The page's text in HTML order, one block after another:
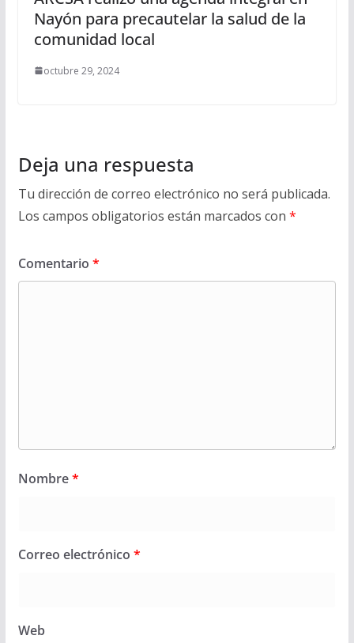
Nayón para precautelar la salud de la
comunidad local
octubre 29, 2024
Deja una respuesta
Tu dirección de correo electrónico no será publicada.
Los campos obligatorios están marcados con *
Comentario *
Nombre*
Correo electrónico *
Web